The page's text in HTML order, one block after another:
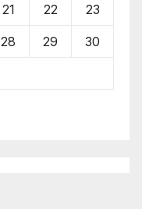
21 22 23
28 29 30